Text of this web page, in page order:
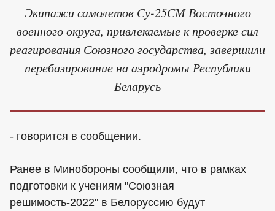
Экипажи самолетов Су-25СМ Восточного
военного округа, привлекаемые к проверке сил
реагирования Союзного государства, завершили
перебазирование на аэродромы Республики
Беларусь
- говорится в сообщении.
Ранее в Минобороны сообщили, что в рамках
подготовки к учениям "Союзная
решимость-2022" в Белоруссию будут